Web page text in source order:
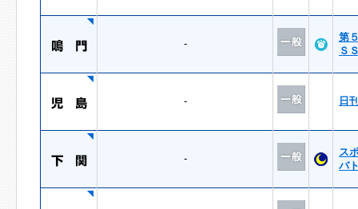
-
第
Ｓ
- 日
-
ス
バ